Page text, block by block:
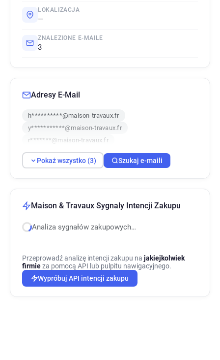
LOKALIZACJA
—
ZNALEZIONE E-MAILE
3
Adresy E-Mail
h**********@maison-travaux.fr
y***********@maison-travaux.fr
r*******@maison-travaux.fr
Pokaż wszystko (3) Szukaj e-maili
Maison & Travaux Sygnaly Intencji Zakupu
Analiza sygnałów zakupowych…
Przeprowadź analizę intencji zakupu na jakiejkolwiek
firmieza pomocą API lub pulpitu nawigacyjnego.
Wypróbuj API intencji zakupu